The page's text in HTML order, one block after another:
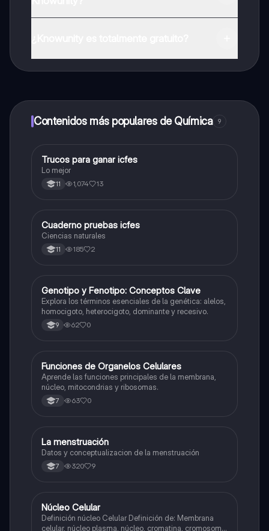
a determinadas funciones.
Contenidos más populares de Química 9
Química
Trucos para ganar icfes
Lo mejor
11 1,074 13
Biologia
Cuaderno pruebas icfes
Ciencias naturales
11 185 2
GBiologia
Genotipo y Fenotipo: Conceptos Clave
Explora los términos esenciales de la genética: alelos,
homocigoto, heterocigoto, dominante y recesivo.
9 62 0
FBiologia
Funciones de Organelos Celulares
Aprende las funciones principales de la membrana,
núcleo, mitocondrias y ribosomas.
7 63 0
Biologia
La menstruación
Datos y conceptualizacion de la menstruación
7 320 9
Biologia
Núcleo Celular
Definición núcleo Celular Definición de: Membrana
celular, núcleo plasma, núcleo, cromatina, cromosoma